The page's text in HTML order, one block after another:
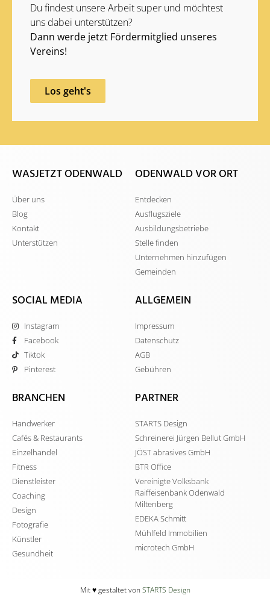
Du findest unsere Arbeit super und möchtest
uns dabei unterstützen?
Dann werde jetzt Fördermitglied unseres
Vereins!
Los geht's
WASJETZT ODENWALD
Über uns
Blog
Kontakt
Unterstützen
ODENWALD VOR ORT
Entdecken
Ausflugsziele
Ausbildungsbetriebe
Stelle finden
Unternehmen hinzufügen
Gemeinden
SOCIAL MEDIA
Instagram
Facebook
Tiktok
Pinterest
ALLGEMEIN
Impressum
Datenschutz
AGB
Gebühren
BRANCHEN
Handwerker
Cafés & Restaurants
Einzelhandel
Fitness
Dienstleister
Coaching
Design
Fotografie
Künstler
Gesundheit
PARTNER
STARTS Design
Schreinerei Jürgen Bellut GmbH
JÖST abrasives GmbH
BTR Office
Vereinigte Volksbank
Raiffeisenbank Odenwald
Miltenberg
EDEKA Schmitt
Mühlfeld Immobilien
microtech GmbH
Mit ♥️ gestaltet von STARTS Design